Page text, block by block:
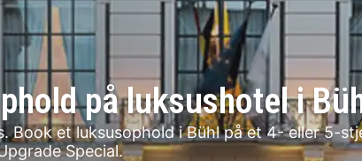
på luksushotel i
Book et luksusophold i Bühl på et 4- eller 5-
Special.